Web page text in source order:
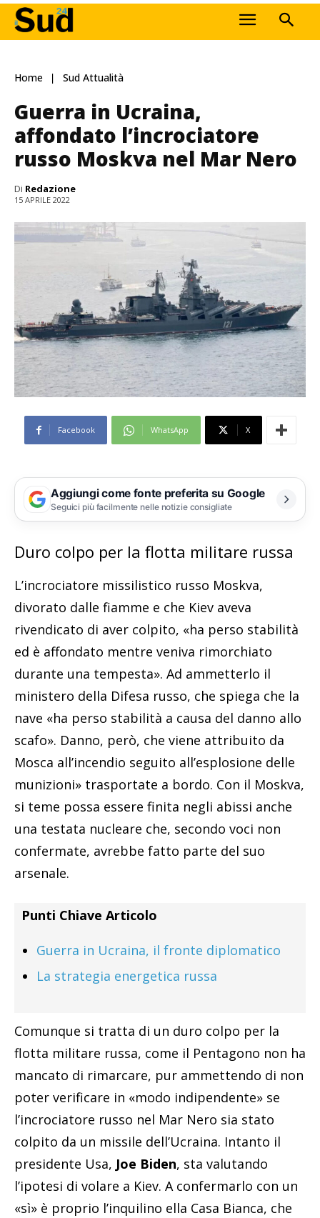
Home Sud Attualità
Guerra in Ucraina,
affondato l’incrociatore
russo Moskva nel Mar Nero
Di Redazione
15 APRILE 2022
Facebook WhatsApp X
Aggiungi come fonte preferita su Google
Seguici più facilmente nelle notizie consigliate
Duro colpo per la flotta militare russa
L’incrociatore missilistico russo Moskva,
divorato dalle fiamme e che Kiev aveva
rivendicato di aver colpito, «ha perso stabilità
ed è affondato mentre veniva rimorchiato
durante una tempesta». Ad ammetterlo il
ministero della Difesa russo, che spiega che la
nave «ha perso stabilità a causa del danno allo
scafo». Danno, però, che viene attribuito da
Mosca all’incendio seguito all’esplosione delle
munizioni» trasportate a bordo. Con il Moskva,
si teme possa essere finita negli abissi anche
una testata nucleare che, secondo voci non
confermate, avrebbe fatto parte del suo
arsenale.
Punti Chiave Articolo
Guerra in Ucraina, il fronte diplomatico
La strategia energetica russa
Comunque si tratta di un duro colpo per la
flotta militare russa, come il Pentagono non ha
mancato di rimarcare, pur ammettendo di non
poter verificare in «modo indipendente» se
l’incrociatore russo nel Mar Nero sia stato
colpito da un missile dell’Ucraina. Intanto il
presidente Usa, Joe Biden, sta valutando
l’ipotesi di volare a Kiev. A confermarlo con un
«sì» è proprio l’inquilino ella Casa Bianca, che